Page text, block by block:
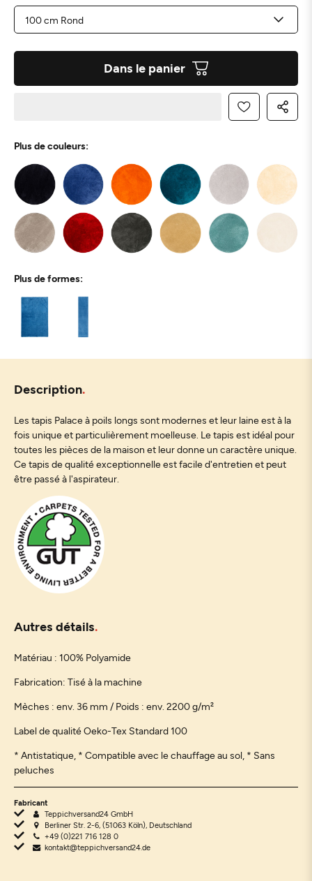
Dans le panier
Plus de couleurs:
Plus de formes:
Description
Les tapis Palace à poils longs sont modernes et leur laine est à la
fois unique et particulièrement moelleuse. Le tapis est idéal pour
toutes les pièces de la maison et leur donne un caractère unique.
Ce tapis de qualité exceptionnelle est facile d'entretien et peut
être passé à l'aspirateur.
Autres détails
Matériau : 100% Polyamide
Fabrication: Tisé à la machine
Mèches : env. 36 mm / Poids : env. 2200 g/m²
Label de qualité Oeko-Tex Standard 100
* Antistatique, * Compatible avec le chauffage au sol, * Sans
peluches
Fabricant
Teppichversand24 GmbH
Berliner Str. 2-6, (51063 Köln), Deutschland
+49 (0)221 716 128 0
kontakt@teppichversand24.de